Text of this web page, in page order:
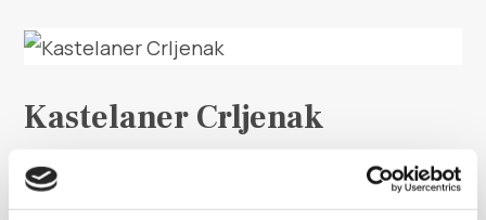
21216 Kaštel Stari, Hrvatska
Kastelaner Crljenak
Der Crljenak aus Kaštela ist eine alte, fast
vergessene kroatische Sorte, welche in letzter Zeit